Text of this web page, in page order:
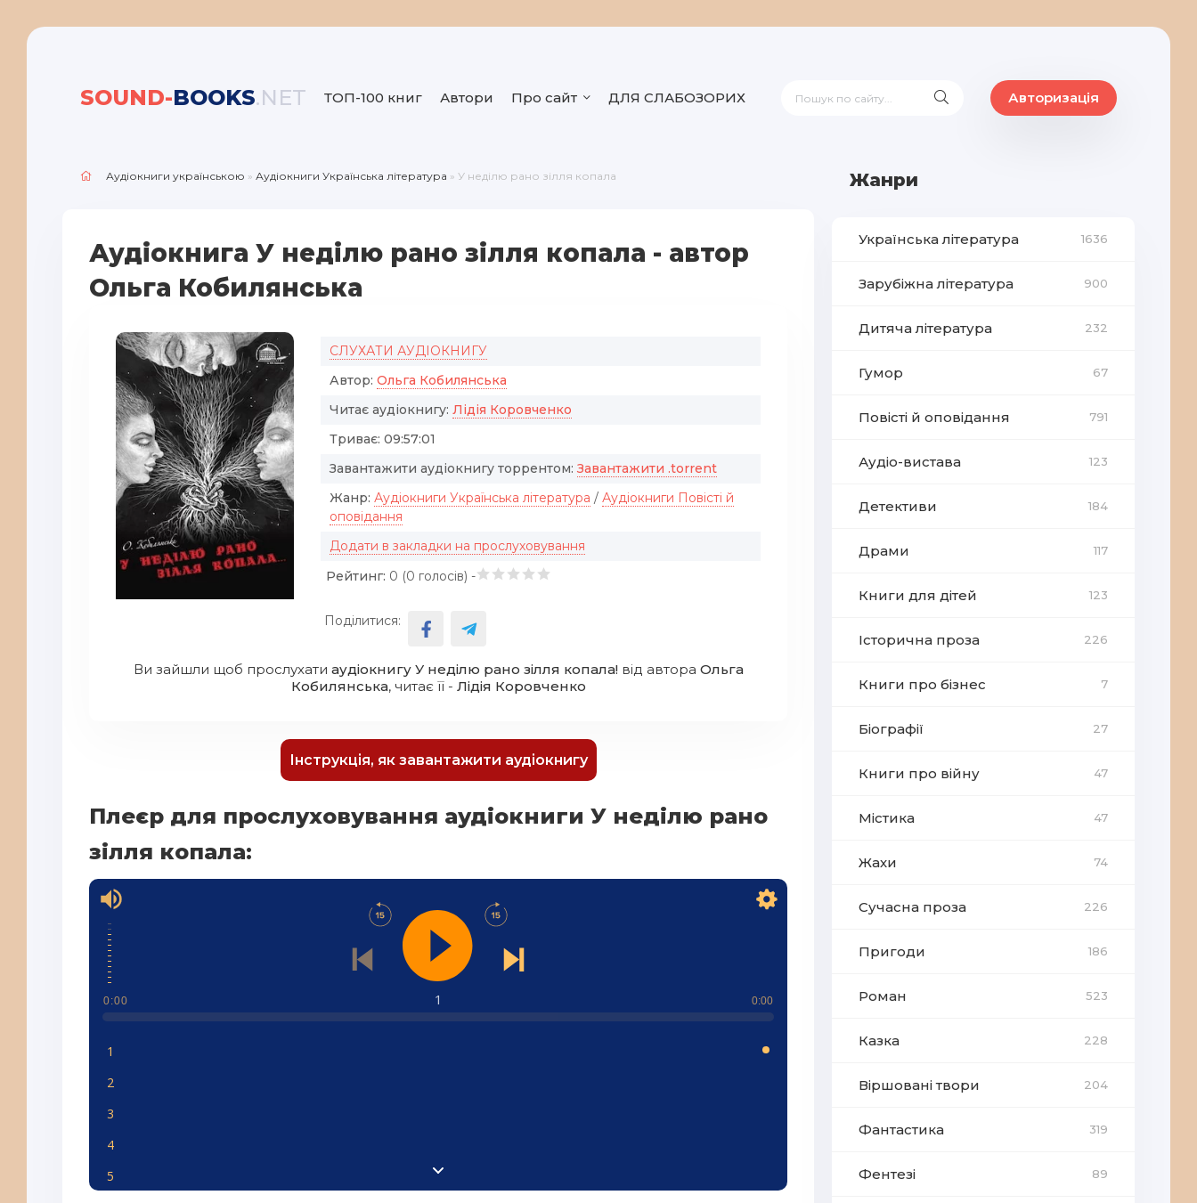
SOUND-BOOKS.NET ТОП-100 книг Автори Про сайт ДЛЯ СЛАБОЗОРИХ Авторизація
Аудіокниги українською » Аудіокниги Українська література » У неділю рано зілля копала
Аудіокнига У неділю рано зілля копала - автор
Ольга Кобилянська
СЛУХАТИ АУДІОКНИГУ
Автор: Ольга Кобилянська
Читає аудіокнигу: Лiдiя Коровченко
Триває: 09:57:01
Завантажити аудіокнигу торрентом: Завантажити .torrent
Жанр: Аудіокниги Українська література / Аудіокниги Повісті й
оповідання
Додати в закладки на прослуховування
Рейтинг: 0 (0 голосів) -
Поділитися:
Ви зайшли щоб прослухати аудіокнигу У неділю рано зілля копала!від автора Ольга
Кобилянська, читає її - Лiдiя Коровченко
Інструкція, як завантажити аудіокнигу
Плеєр для прослуховування аудіокниги У неділю рано
зілля копала:
1
0:00 0:00
1
2
3
4
5
Жанри
Українська література 1636
Зарубіжна література 900
Дитяча література 232
Гумор 67
Повісті й оповідання 791
Аудіо-вистава 123
Детективи 184
Драми 117
Книги для дітей 123
Історична проза 226
Книги про бізнес 7
Біографії 27
Книги про війну 47
Містика 47
Жахи 74
Сучасна проза 226
Пригоди 186
Роман 523
Казка 228
Віршовані твори 204
Фантастика 319
Фентезі 89